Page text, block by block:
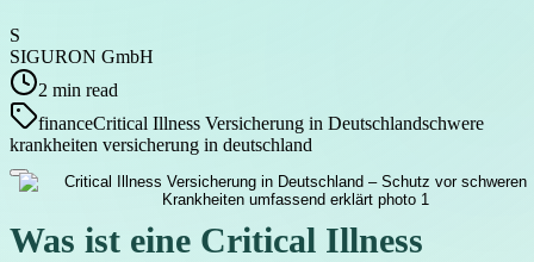
S
SIGURON GmbH
2 min read
financeCritical Illness Versicherung in Deutschlandschwere
krankheiten versicherung in deutschland
Was ist eine Critical Illness